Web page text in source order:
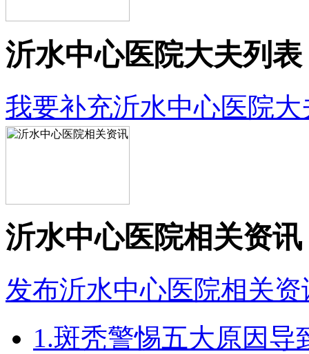
沂水中心医院大夫列表
我要补充沂水中心医院大
沂水中心医院相关资讯
发布沂水中心医院相关资
1.斑秃警惕五大原因导